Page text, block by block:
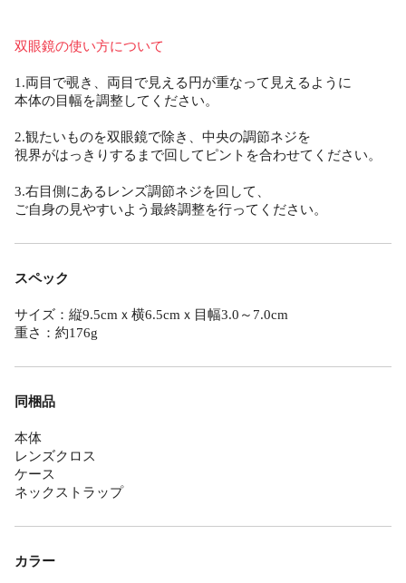
双眼鏡の使い方について
1.両目で覗き、両目で見える円が重なって見えるように
本体の目幅を調整してください。
2.観たいものを双眼鏡で除き、中央の調節ネジを
視界がはっきりするまで回してピントを合わせてください。
3.右目側にあるレンズ調節ネジを回して、
ご自身の見やすいよう最終調整を行ってください。
スペック
サイズ：縦9.5cmｘ横6.5cmｘ目幅3.0～7.0cm
重さ：約176g
同梱品
本体
レンズクロス
ケース
ネックストラップ
カラー